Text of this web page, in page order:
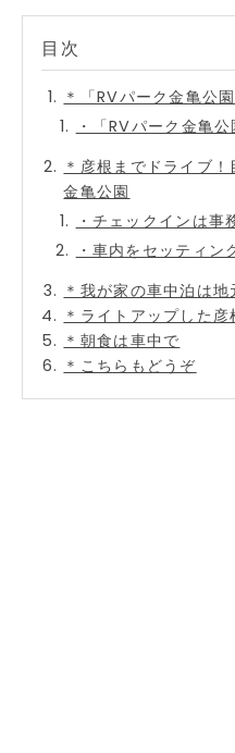
＊「RVパーク金亀公
・「RVパーク金亀
＊彦根までドライブ
金亀公園
・チェックインは事
・車内をセッティン
＊我が家の車中泊は
＊ライトアップした
＊朝食は車中で
＊こちらもどうぞ